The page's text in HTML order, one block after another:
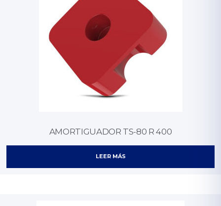
AMORTIGUADOR TS-80 R 400
LEER MÁS